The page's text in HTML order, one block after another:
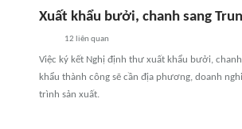
Xuất khẩu bưởi, chanh sang
12 liên quan
Việc ký kết Nghị định thư xuất khẩu bưởi,
khẩu thành công sẽ cần địa phương, doanh
trình sản xuất.